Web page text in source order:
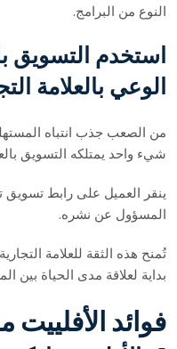
النوع من البرامج.
استخدم التسويق
الوعي بالعلامة
من الصعب جذب انتباه
شيء واحد يمتلكه التسويق
ينقر العميل على رابط تسويق
المسؤول عن نشره.
تُمنح هذه الثقة للعلامة
بداية لعلاقة مدى الحياة بين
فوائد الأفلييت